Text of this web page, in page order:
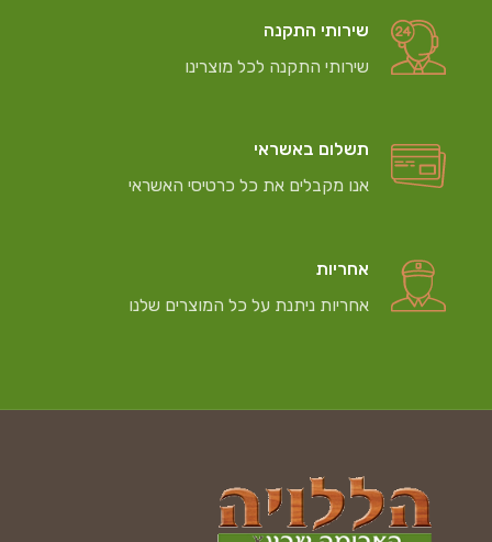
שירותי התקנה
שירותי התקנה לכל מוצרינו
תשלום באשראי
אנו מקבלים את כל כרטיסי האשראי
אחריות
אחריות ניתנת על כל המוצרים שלנו